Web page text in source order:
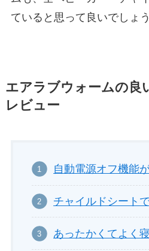
ていると思って良いでしょう
エアラブウォームの良
レビュー
自動電源オフ機能
チャイルドシート
あったかくてよく